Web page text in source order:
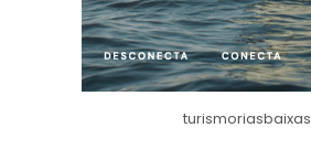
turismoriasbaixas